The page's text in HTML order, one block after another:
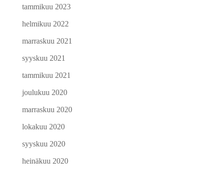
tammikuu 2023
helmikuu 2022
marraskuu 2021
syyskuu 2021
tammikuu 2021
joulukuu 2020
marraskuu 2020
lokakuu 2020
syyskuu 2020
heinäkuu 2020